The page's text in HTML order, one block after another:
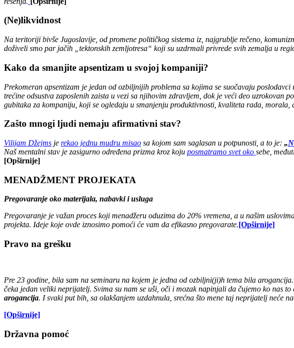
(Ne)likvidnost
Na teritoriji bivše Jugoslavije, od promene političkog sistema iz, najgrublje rečeno,
doživeli smo par jačih „tektonskih zemljotresa“ koji su uzdrmali privrede svih zemalja u
Kako da smanjite apsentizam u svojoj kompaniji?
Prekomeran apsentizam je jedan od ozbiljnijih problema sa kojima se suočavaju
trećine odsustva zaposlenih zaista u vezi sa njihovim zdravljem, dok je veći deo uzrokovan
gubitaka za kompaniju, koji se ogledaju u smanjenju produktivnosti, kvaliteta rada,
Zašto mnogi ljudi nemaju afirmativni stav?
Vilijam Džejms je rekao jednu mudru misao sa kojom sam saglasan u potpunosti, a to je: „
Naš mentalni stav je zasigurno određena prizma kroz koju posmatramo svet oko sebe,
[Opširnije]
MENADŽMENT PROJEKATA
Pregovaranje oko materijala, nabavki i usluga
Pregovaranje je važan proces koji menadžeru oduzima do 20% vremena, a u našim
projekta. Ideje koje ovde iznosimo pomoći će vam da efikasno pregovarate.[Opširnije]
Pravo na grešku
Pre 23 godine, bila sam na seminaru na kojem je jedna od ozbiljni(ji)h tema bila
čeka jedan veliki neprijatelj. Svima su nam se uši, oči i mozak napinjali da čujemo ko nas
arogancija. I svaki put bih, sa olakšanjem uzdahnula, srećna što mene taj neprijatelj neće
[Opširnije]
Državna pomoć